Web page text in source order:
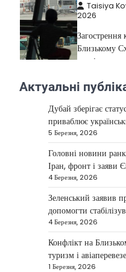
4
Taisiya
2026
Загострення
Близькому
на
ударів…
НОВИНИ
США не
Ірану у
Червня, 2025
У США не
якщо
принесуть
Актуальні
Дубай зберігає
приваблює
5 Березня, 2026
Головні новини
Іран, фронт і заяви
4 Березня, 2026
Зеленський заявив
допомогти
4 Березня, 2026
Конфлікт на
туризм і
1 Березня, 2026